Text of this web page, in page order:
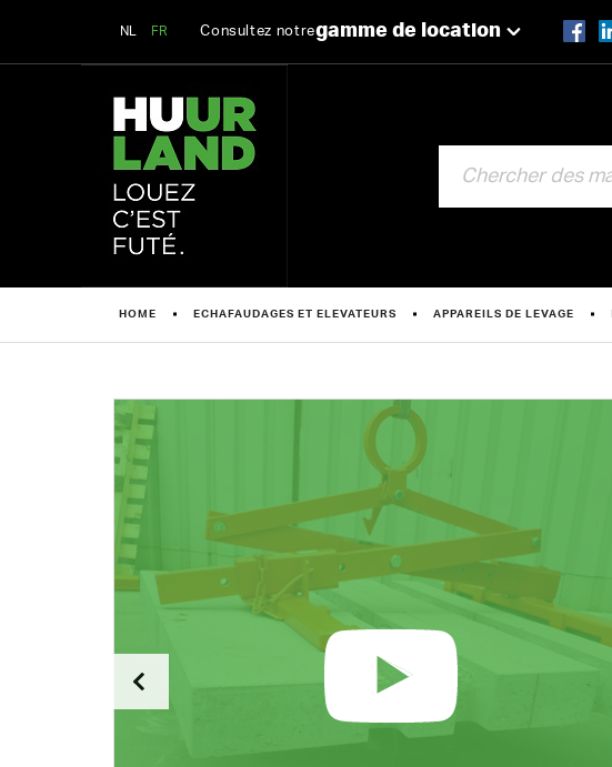
NL FR Consultez notregamme de location
HOME ECHAFAUDAGES ET ELEVATEURS APPAREILS DE LEVAGE